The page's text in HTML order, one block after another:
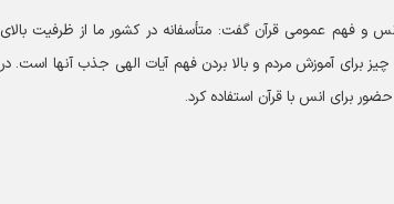
و فهم عمومی قرآن گفت: متأسفانه در کشور ما از ظرفیت بالای
برای آموزش مردم و بالا بردن فهم آیات الهی جذب آنها است. در
برای انس با قرآن استفاده کرد.